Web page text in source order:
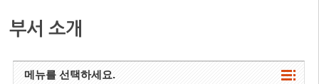
부서 소개
메뉴를 선택하세요.